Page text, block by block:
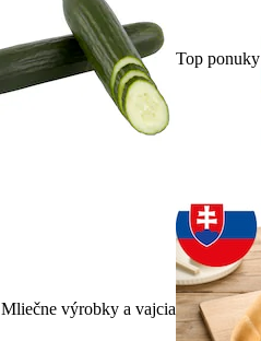
Top ponuky
Mliečne výrobky a vajcia